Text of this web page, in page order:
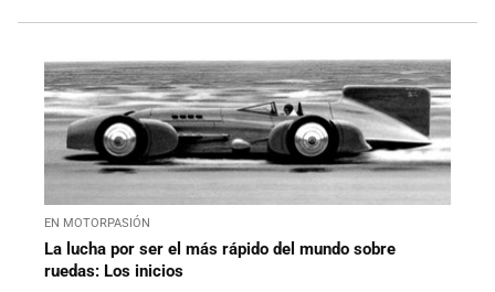
EN MOTORPASIÓN
La lucha por ser el más rápido del mundo sobre
ruedas: Los inicios